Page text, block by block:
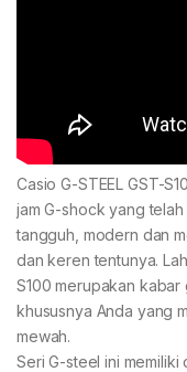
Casio G-STEEL GST-
jam G-shock yang
tangguh, modern dan
dan keren tentunya.
S100 merupakan
khususnya Anda yang
mewah.
Seri G-steel ini